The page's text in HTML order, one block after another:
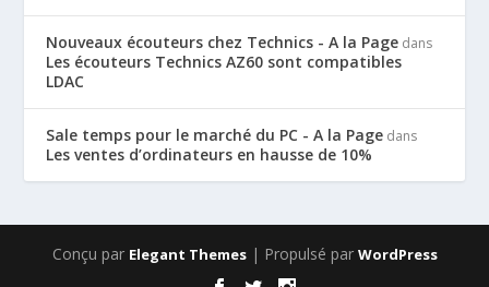
Nouveaux écouteurs chez Technics - A la Page dans
Les écouteurs Technics AZ60 sont compatibles
LDAC
Sale temps pour le marché du PC - A la Page dans
Les ventes d’ordinateurs en hausse de 10%
Conçu par Elegant Themes| Propulsé par WordPress